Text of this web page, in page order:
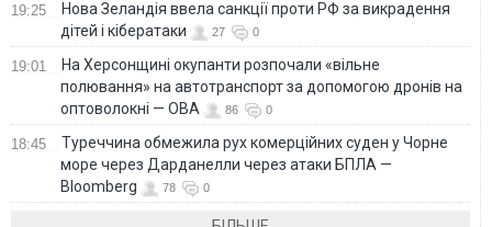
19:25
Нова Зеландія ввела санкції проти РФ за викрадення
дітей і кібератаки
27 0
19:01
На Херсонщині окупанти розпочали «вільне
полювання» на автотранспорт за допомогою дронів на
оптоволокні — ОВА
86 0
18:45
Туреччина обмежила рух комерційних суден у Чорне
море через Дарданелли через атаки БПЛА —
Bloomberg
78 0